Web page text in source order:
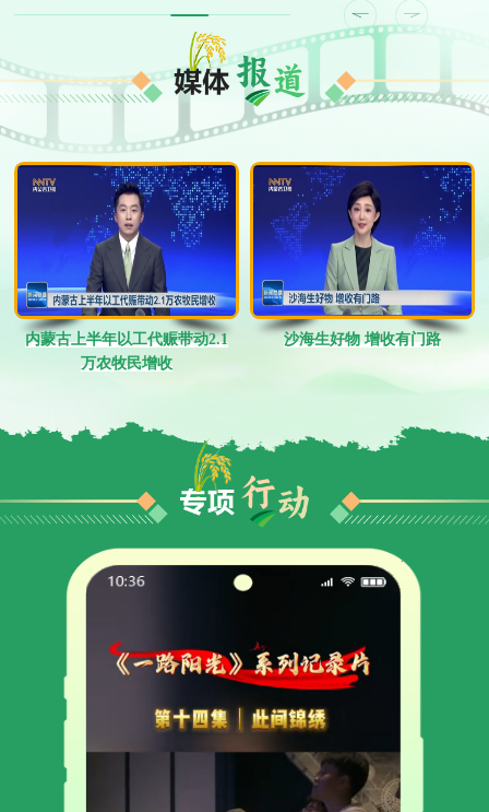
内蒙古上半年以工代赈带动2.1
万农牧民增收
沙海生好物 增收有门路